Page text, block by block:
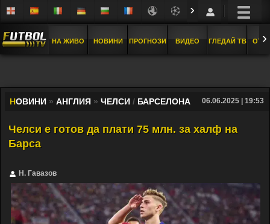
›
НА ЖИВО НОВИНИ ПРОГНОЗИ ВИДЕО ГЛЕДАЙ ТВ ›
НОВИНИ » АНГЛИЯ » ЧЕЛСИ / БАРСЕЛОНА 06.06.2025 | 19:53
Челси е готов да плати 75 млн. за халф на
Барса
Н. Гавазов